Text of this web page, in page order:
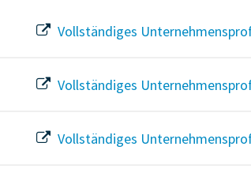
Vollständiges
Vollständiges
Vollständiges